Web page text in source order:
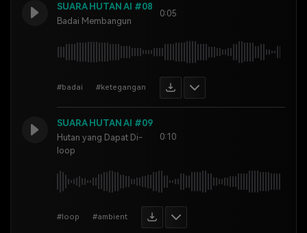
SUARA HUTAN AI #08
Badai Membangun
0:05
#badai #ketegangan
SUARA HUTAN AI #09
Hutan yang Dapat Di-
loop
0:10
#loop #ambient